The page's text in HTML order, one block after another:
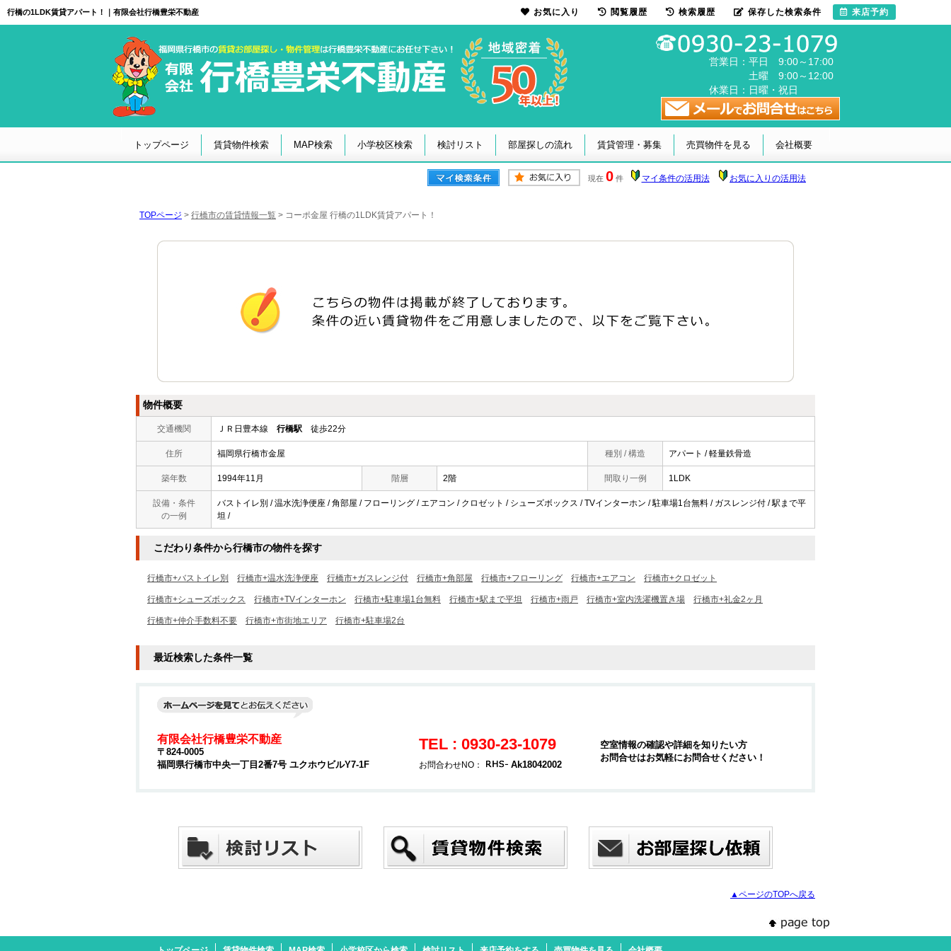
行橋の1LDK賃貸アパート！｜有限会社行橋豊栄不動産
営業日： 平日 9:00～17:00
土曜 9:00～12:00
休業日： 日曜・祝日
トップページ 賃貸物件検索 MAP検索 小学校区検索 検討リスト 部屋探しの流れ 賃貸管理・募集 売買物件を見る 会社概要
現在 0 件 マイ条件の活用法 お気に入りの活用法
TOPページ > 行橋市の賃貸情報一覧 > コーポ金屋 行橋の1LDK賃貸アパート！
物件概要
交通機関 ＪＲ日豊本線 行橋駅 徒歩22分
住所 福岡県行橋市金屋 種別 / 構造 アパート / 軽量鉄骨造
築年数 1994年11月 階層 2階 間取り一例 1LDK
設備・条件
の一例
バストイレ別 / 温水洗浄便座 / 角部屋 / フローリング / エアコン / クロゼット / シューズボックス / TVインターホン / 駐車場1台無料 / ガスレンジ付 / 駅まで平
坦 /
こだわり条件から行橋市の物件を探す
行橋市+バストイレ別 行橋市+温水洗浄便座 行橋市+ガスレンジ付 行橋市+角部屋 行橋市+フローリング 行橋市+エアコン 行橋市+クロゼット
行橋市+シューズボックス 行橋市+TVインターホン 行橋市+駐車場1台無料 行橋市+駅まで平坦 行橋市+雨戸 行橋市+室内洗濯機置き場 行橋市+礼金2ヶ月
行橋市+仲介手数料不要 行橋市+市街地エリア 行橋市+駐車場2台
最近検索した条件一覧
有限会社行橋豊栄不動産
〒824-0005
福岡県行橋市中央一丁目2番7号 ユクホウビルY7-1F
TEL : 0930-23-1079
お問合わせNO： Ak18042002
空室情報の確認や詳細を知りたい方
お問合せはお気軽にお問合せください！
▲ページのTOPへ戻る
お気に入り 閲覧履歴 検索履歴 保存した検索条件 来店予約